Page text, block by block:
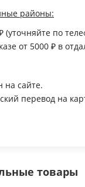
районы:
(уточняйте по
от 5000 ₽ в
на сайте.
перевод на
товары